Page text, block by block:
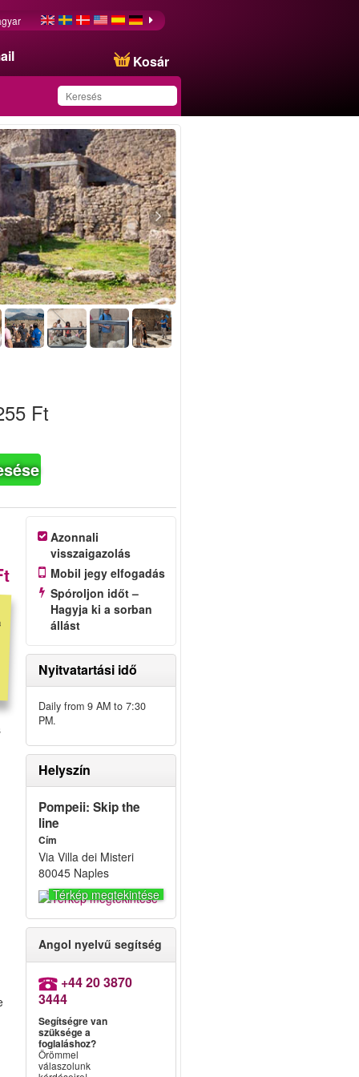
Kosár
Ezt az ajánlatot
sikeresen mentette a
kedvencei közé!
Ft
Azonnali
visszaigazolás
Mobil jegy elfogadás
Spóroljon időt –
Hagyja ki a sorban
állást
Nyitvatartási idő
Daily from 9 AM to 7:30
PM.
Helyszín
Pompeii: Skip the
line
Cím
Via Villa dei Misteri
80045 Naples
Térkép megtekintése
Angol nyelvű segítség
+44 20 3870
3444
Segítségre van
szüksége a
foglaláshoz?
Örömmel
válaszolunk